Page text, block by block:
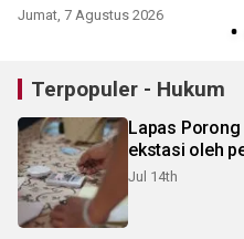
Jumat, 7 Agustus 2026
Terpopuler - Hukum
Lapas
ekstasi oleh
Jul 14th